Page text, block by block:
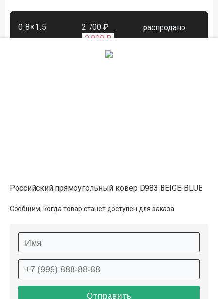
0.8×1.5 2 700 ₽
3 000 ₽
распродано
1.6×2.3 7 600 ₽ распродано
2.5×3.5 15 050 ₽
16 900 ₽
на складе
Российский прямоугольный ковёр D983 BEIGE-BLUE
Сообщим, когда товар станет доступен для заказа.